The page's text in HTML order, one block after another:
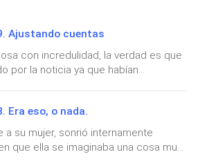
enorme con gafas oscuras,
de aquel sujeto.
a ella rápidamente, y con
pega a Eileen contra una cerca
Ajustando cuentas
con incredulidad, la verdad es que
por la noticia ya que habían
Sonríe la rubia viendo la expresión
Pero, ¿estas segura? Hemos
y no te habías quedado yo…— Me
Eileen. Éste la abraza con
Era eso, o nada.
a su mujer, sonrió internamente
que ella se imaginaba una cosa muy